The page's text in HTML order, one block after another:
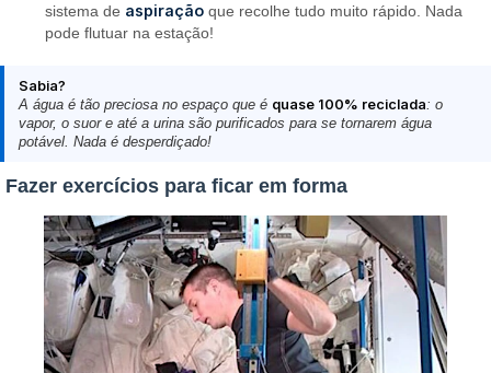
sistema de aspiração que recolhe tudo muito rápido. Nada
pode flutuar na estação!
Sabia?
A água é tão preciosa no espaço que é quase 100% reciclada: o
vapor, o suor e até a urina são purificados para se tornarem água
potável. Nada é desperdiçado!
Fazer exercícios para ficar em forma